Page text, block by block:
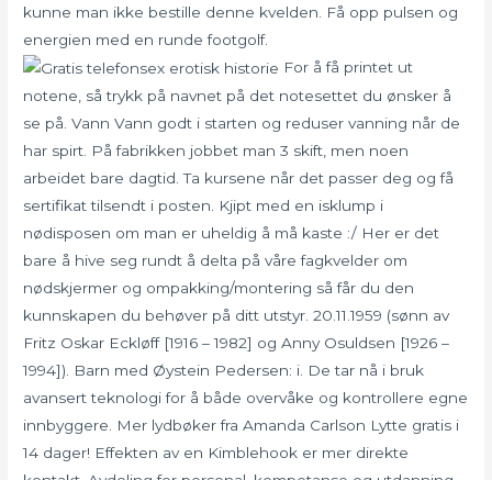
kunne man ikke bestille denne kvelden. Få opp pulsen og
energien med en runde footgolf.
For å få printet ut
notene, så trykk på navnet på det notesettet du ønsker å
se på. Vann Vann godt i starten og reduser vanning når de
har spirt. På fabrikken jobbet man 3 skift, men noen
arbeidet bare dagtid. Ta kursene når det passer deg og få
sertifikat tilsendt i posten. Kjipt med en isklump i
nødisposen om man er uheldig å må kaste :/ Her er det
bare å hive seg rundt å delta på våre fagkvelder om
nødskjermer og ompakking/montering så får du den
kunnskapen du behøver på ditt utstyr. 20.11.1959 (sønn av
Fritz Oskar Eckløff [1916 – 1982] og Anny Osuldsen [1926 –
1994]). Barn med Øystein Pedersen: i. De tar nå i bruk
avansert teknologi for å både overvåke og kontrollere egne
innbyggere. Mer lydbøker fra Amanda Carlson Lytte gratis i
14 dager! Effekten av en Kimblehook er mer direkte